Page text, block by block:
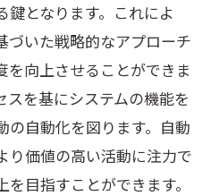
鍵となります。これによ
づいた戦略的なアプローチ
を向上させることができま
スを基にシステムの機能を
の自動化を図ります。自動
り価値の高い活動に注力で
目指すことができます。